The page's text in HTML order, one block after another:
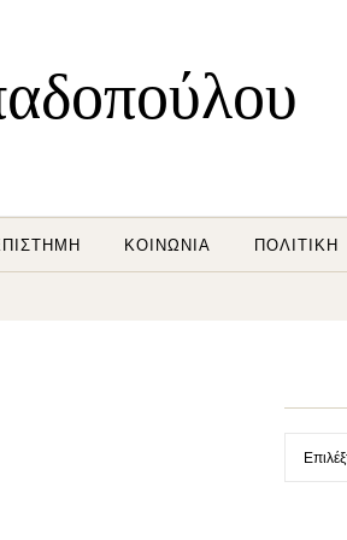
ΚΟΙΝΩΝΊΑ ΠΟΛΙΤΙΚΉ
Ιστορικό